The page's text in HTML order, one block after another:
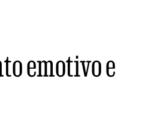
emotivo e